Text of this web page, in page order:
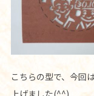
こちらの型で、今回
上げました(^^)